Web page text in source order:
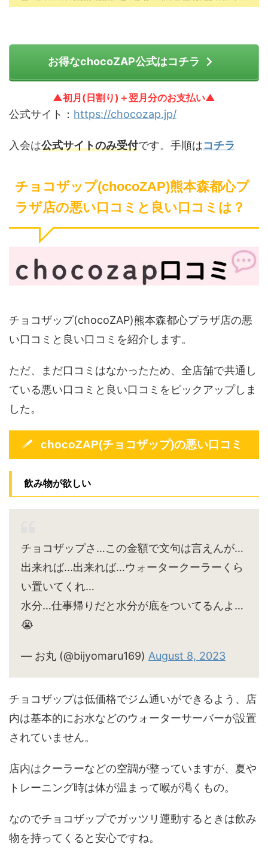
お得なchocoZAP公式はコチラ
▲初月(日割り)＋翌月分のお支払い▲
公式サイト： https://chocozap.jp/
入会は公式サイトのみ受付です。手順はコチラ
チョコザップ(chocoZAP)熊本森都心プ
ラザ店の悪い口コミと良い口コミは？
チョコザップ(chocoZAP)熊本森都心プラザ店の悪
い口コミと良い口コミを紹介します。
ただ、まだ口コミはなかったため、全店舗で共通し
ている悪い口コミと良い口コミをピックアップしま
した。
chocoZAP(チョコザップ)の悪い口コミ
飲み物が欲しい
チョコザップさ…この金額で文句は言えんが…
出来れば…出来れば…ウォータークーラーくら
い置いてくれ…
水分…仕事帰りだと水分が底をついてるんよ…
😭
— お丸 (@bijyomaru169) August 8, 2023
チョコザップは低価格でジム通いができるよう、店
内は基本的にお水などのウォーターサーバーが設置
されていません。
店内はクーラーなどの空調が整っていますが、夏や
トレーニング時は体が温まって喉が渇くもの。
なのでチョコザップでガッツリ運動するときは飲み
物を持ってくると安心ですね。